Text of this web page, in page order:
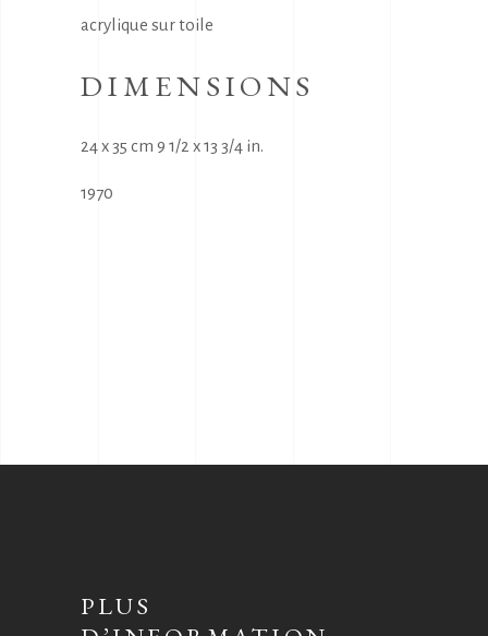
acrylique sur toile
DIMENSIONS
24 x 35 cm 9 1/2 x 13 3/4 in.
1970
PLUS